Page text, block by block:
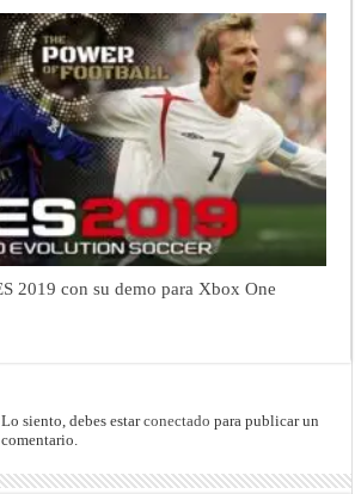
2019 con su demo para Xbox One
Lo siento, debes estarconectado para publicar un
comentario.